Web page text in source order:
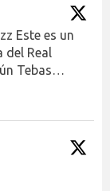
Este es un
del Real
Tebas…